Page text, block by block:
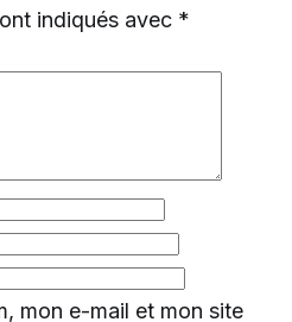
indiqués avec *
mon e-mail et mon site